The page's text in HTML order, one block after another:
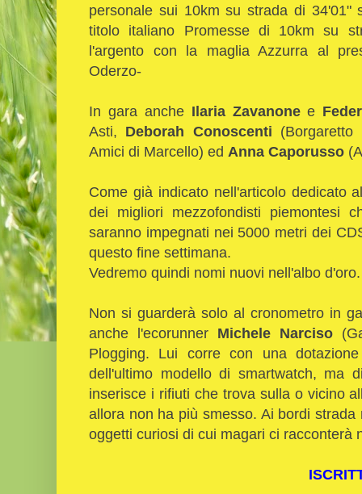
personale sui 10km su strada di 34'01"
titolo italiano Promesse di 10km su
l'argento con la maglia Azzurra al
Oderzo-
In gara anche Ilaria Zavanonee
Asti, Deborah Conoscenti
Amici di Marcello) ed Anna Caporusso
Come già indicato nell'articolo dedicato
dei migliori mezzofondisti piemontesi
saranno impegnati nei 5000 metri dei
questo fine settimana.
Vedremo quindi nomi nuovi nell'albo
Non si guarderà solo al cronometro in
anche l'ecorunner Michele Narciso
Plogging. Lui corre con una
dell'ultimo modello di smartwatch, ma
inserisce i rifiuti che trova sulla o vicino
allora non ha più smesso. Ai bordi
oggetti curiosi di cui magari ci racconterà